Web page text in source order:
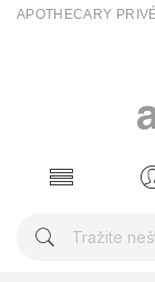
APOTHECARY